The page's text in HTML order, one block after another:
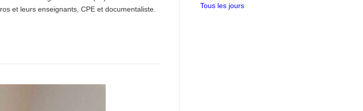
et leurs enseignants, CPE et documentaliste.
Tous les jours